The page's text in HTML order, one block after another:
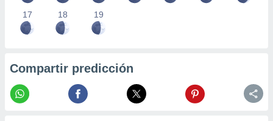
17 18 19
Compartir predicción